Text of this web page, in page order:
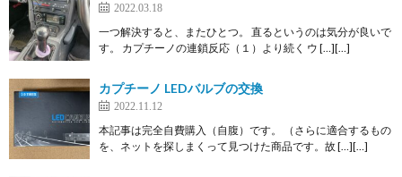
2022.03.18
一つ解決すると、またひとつ。 直るというのは気分が良いで
す。 カプチーノの連鎖反応（１）より続く ウ […][…]
カプチーノ LEDバルブの交換
2022.11.12
本記事は完全自費購入（自腹）です。 （さらに適合するもの
を、ネットを探しまくって見つけた商品です。故 […][…]